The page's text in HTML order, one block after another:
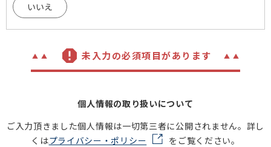
いいえ
未入力の必須項目があります
個人情報の取り扱いについて
ご入力頂きました個人情報は一切第三者に公開されません。詳し
くはプライバシー・ポリシー をご覧ください。